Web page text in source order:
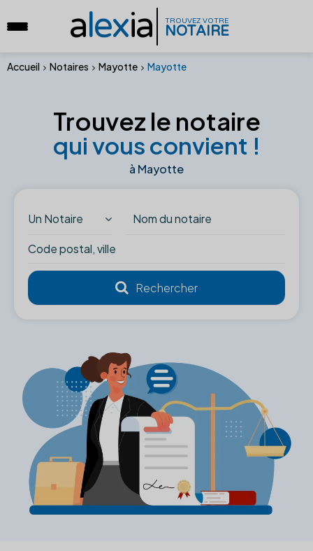
alexia TROUVEZ VOTRE
NOTAIRE
Accueil Notaires Mayotte Mayotte
Trouvez le notaire
qui vous convient !
à Mayotte
Un Notaire